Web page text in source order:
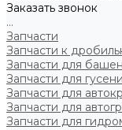
Заказать звонок
...
Запчасти
Запчасти к
Запчасти для
Запчасти для
Запчасти для
Запчасти для
Запчасти для